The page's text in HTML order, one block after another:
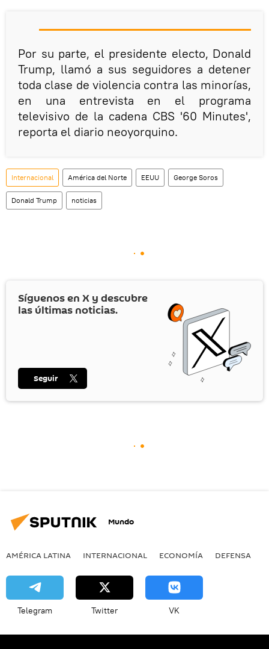
Por su parte, el presidente electo, Donald
Trump, llamó a sus seguidores a detener
toda clase de violencia contra las minorías,
en una entrevista en el programa
televisivo de la cadena CBS '60 Minutes',
reporta el diario neoyorquino.
Internacional América del Norte EEUU George Soros
Donald Trump noticias
Síguenos en X y descubre
las últimas noticias.
Seguir
Mundo
AMÉRICA LATINA INTERNACIONAL ECONOMÍA DEFENSA
Telegram Twitter VK